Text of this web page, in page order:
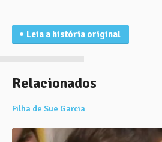
Leia a história original
Relacionados
Filha de Sue Garcia